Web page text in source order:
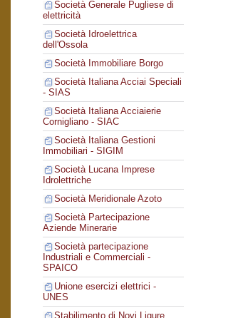
Società Generale Pugliese di
elettricità
Società Idroelettrica
dell'Ossola
Società Immobiliare Borgo
Società Italiana Acciai Speciali
- SIAS
Società Italiana Acciaierie
Cornigliano - SIAC
Società Italiana Gestioni
Immobiliari - SIGIM
Società Lucana Imprese
Idrolettriche
Società Meridionale Azoto
Società Partecipazione
Aziende Minerarie
Società partecipazione
Industriali e Commerciali -
SPAICO
Unione esercizi elettrici -
UNES
Stabilimento di Novi Ligure